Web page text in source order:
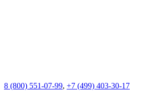
8 (800) 551-07-99, +7 (499) 403-30-17